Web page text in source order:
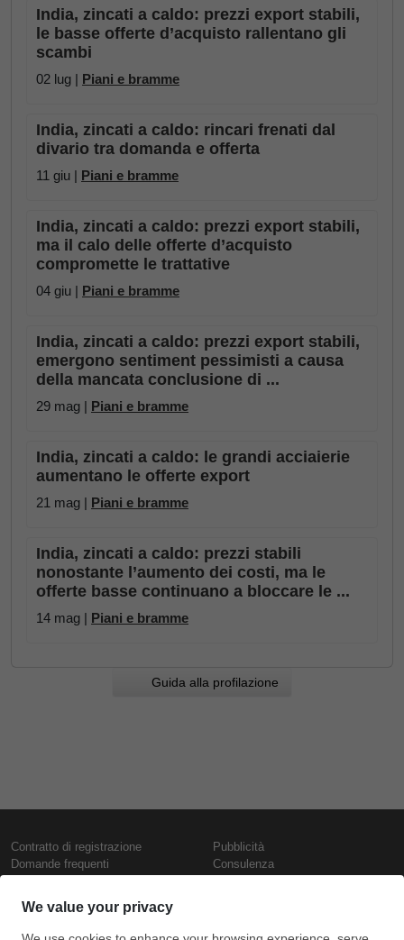
India, zincati a caldo: prezzi export stabili,
le basse offerte d’acquisto rallentano gli
scambi
02 lug | Piani e bramme
India, zincati a caldo: rincari frenati dal
divario tra domanda e offerta
11 giu | Piani e bramme
India, zincati a caldo: prezzi export stabili,
ma il calo delle offerte d’acquisto
compromette le trattative
04 giu | Piani e bramme
India, zincati a caldo: prezzi export stabili,
emergono sentiment pessimisti a causa
della mancata conclusione di ...
29 mag | Piani e bramme
India, zincati a caldo: le grandi acciaierie
aumentano le offerte export
21 mag | Piani e bramme
India, zincati a caldo: prezzi stabili
nonostante l’aumento dei costi, ma le
offerte basse continuano a bloccare le ...
14 mag | Piani e bramme
Guida alla profilazione
Contratto di registrazione
Domande frequenti
Presentazione
Contattaci
Termini di utilizzo
Pubblicità
Consulenza